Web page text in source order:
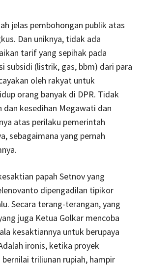
jelas pembohongan publik atas
Dan uniknya, tidak ada
tarif yang sepihak pada
subsidi (listrik, gas, bbm) dari para
oleh rakyat untuk
orang banyak di DPR. Tidak
dan kesedihan Megawati dan
atas perilaku pemerintah
sebagaimana yang pernah
papah Setnov yang
dipengadilan tipikor
Secara terang-terangan, yang
juga Ketua Golkar mencoba
kesaktiannya untuk berupaya
ironis, ketika proyek
bernilai triliunan rupiah, hampir